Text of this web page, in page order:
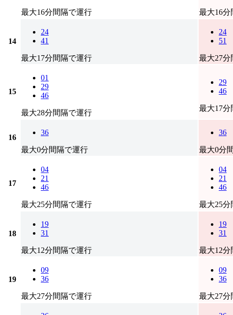
最大16分間隔で運行 最大16
14
24
41
最大17分間隔で運行
24
51
最大27
15
01
29
46
最大28分間隔で運行
29
46
最大17
16
36
最大0分間隔で運行
36
最大0分
17
04
21
46
最大25分間隔で運行
04
21
46
最大25
18
19
31
最大12分間隔で運行
19
31
最大12
19
09
36
最大27分間隔で運行
09
36
最大27